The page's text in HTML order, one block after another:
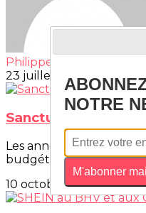
Philippe COICADAN
23 juillet 2024
Sanctuariser le
Les annonces récentes
budgétaire
10 octobre 2024
NOTRE
M'abonner